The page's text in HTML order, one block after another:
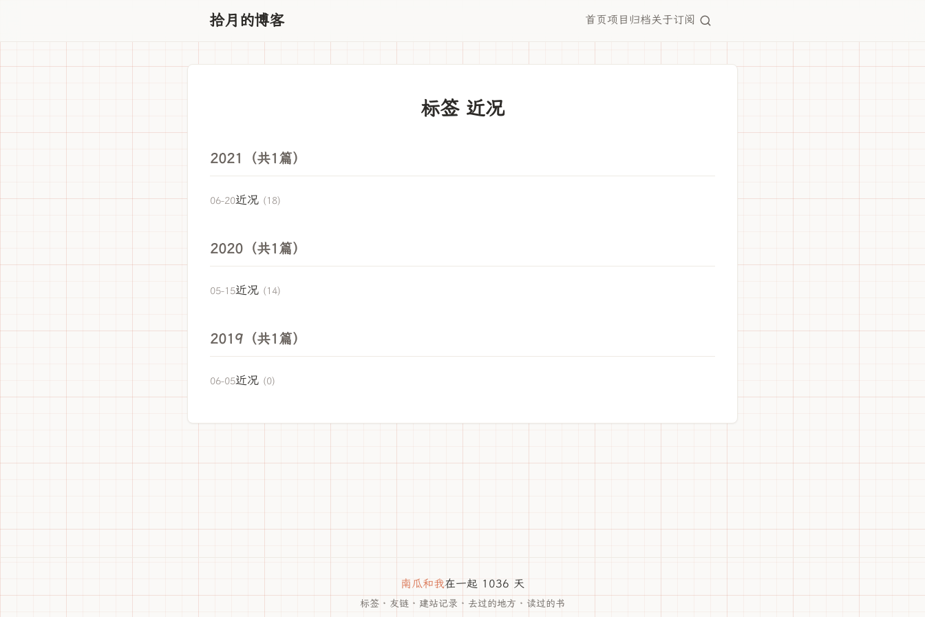
拾月的博客 首页项目 归档关于订阅
标签 近况
2021（共1篇）
06-20近况 (18)
2020（共1篇）
05-15近况 (14)
2019（共1篇）
06-05近况 (0)
南瓜和我在一起 1036 天
标签 · 友链 · 建站记录 · 去过的地方 · 读过的书